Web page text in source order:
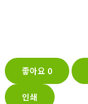
좋아요 0
인쇄